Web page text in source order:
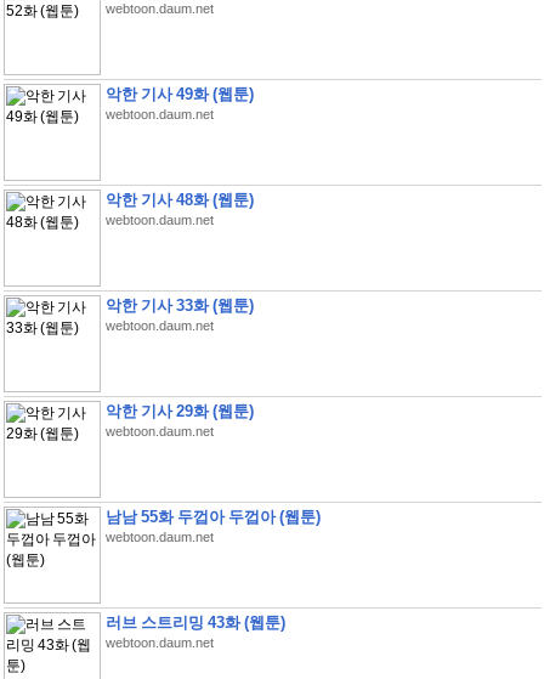
webtoon.daum.net
악한 기사 49화 (웹툰)
webtoon.daum.net
악한 기사 48화 (웹툰)
webtoon.daum.net
악한 기사 33화 (웹툰)
webtoon.daum.net
악한 기사 29화 (웹툰)
webtoon.daum.net
남남 55화 두껍아 두껍아 (웹툰)
webtoon.daum.net
러브 스트리밍 43화 (웹툰)
webtoon.daum.net